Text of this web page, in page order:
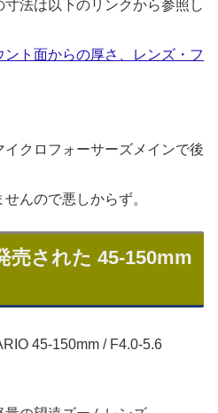
法は以下のリンクから参照し
ト面からの厚さ、レンズ・フ
クロフォーサーズメインで後
んので悪しからず。
売された 45-150mm
45-150mm / F4.0-5.6